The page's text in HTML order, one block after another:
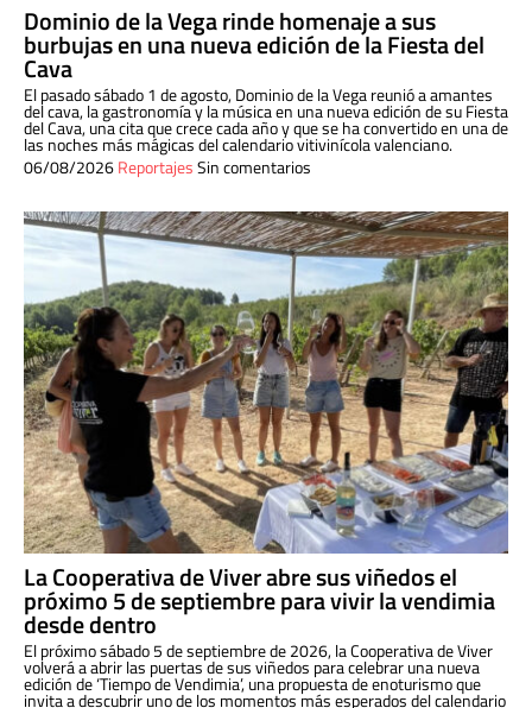
Dominio de la Vega rinde homenaje a sus
burbujas en una nueva edición de la Fiesta del
Cava
El pasado sábado 1 de agosto, Dominio de la Vega reunió a amantes
del cava, la gastronomía y la música en una nueva edición de su Fiesta
del Cava, una cita que crece cada año y que se ha convertido en una de
las noches más mágicas del calendario vitivinícola valenciano.
06/08/2026ReportajesSin comentarios
La Cooperativa de Viver abre sus viñedos el
próximo 5 de septiembre para vivir la vendimia
desde dentro
El próximo sábado 5 de septiembre de 2026, la Cooperativa de Viver
volverá a abrir las puertas de sus viñedos para celebrar una nueva
edición de ‘Tiempo de Vendimia’, una propuesta de enoturismo que
invita a descubrir uno de los momentos más esperados del calendario